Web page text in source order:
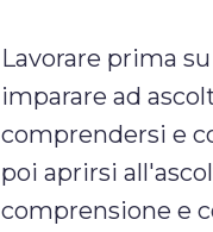
Lavorare prima
imparare ad
comprendersi e
poi aprirsi
comprensione e